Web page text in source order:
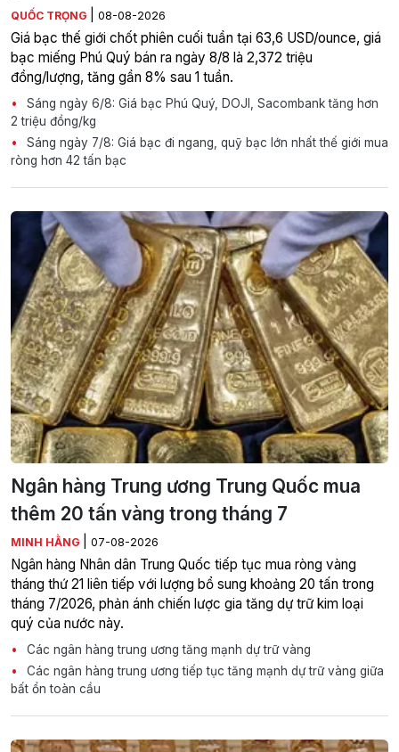
QUỐC TRỌNG 08-08-2026
Giá bạc thế giới chốt phiên cuối tuần tại 63,6 USD/ounce, giá
bạc miếng Phú Quý bán ra ngày 8/8 là 2,372 triệu
đồng/lượng, tăng gần 8% sau 1 tuần.
Sáng ngày 6/8: Giá bạc Phú Quý, DOJI, Sacombank tăng hơn
2 triệu đồng/kg
Sáng ngày 7/8: Giá bạc đi ngang, quỹ bạc lớn nhất thế giới mua
ròng hơn 42 tấn bạc
Ngân hàng Trung ương Trung Quốc mua
thêm 20 tấn vàng trong tháng 7
MINH HẰNG 07-08-2026
Ngân hàng Nhân dân Trung Quốc tiếp tục mua ròng vàng
tháng thứ 21 liên tiếp với lượng bổ sung khoảng 20 tấn trong
tháng 7/2026, phản ánh chiến lược gia tăng dự trữ kim loại
quý của nước này.
Các ngân hàng trung ương tăng mạnh dự trữ vàng
Các ngân hàng trung ương tiếp tục tăng mạnh dự trữ vàng giữa
bất ổn toàn cầu